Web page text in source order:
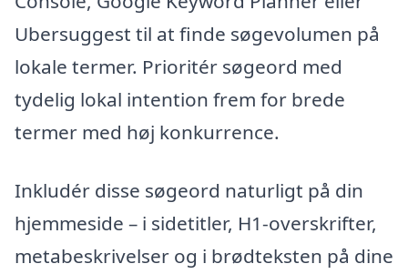
Ubersuggest til at finde søgevolumen på
lokale termer. Prioritér søgeord med
tydelig lokal intention frem for brede
termer med høj konkurrence.
Inkludér disse søgeord naturligt på din
hjemmeside – i sidetitler, H1-overskrifter,
metabeskrivelser og i brødteksten på dine